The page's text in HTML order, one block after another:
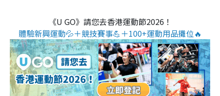
《U GO》請您去香港運動節2026！
體驗新興運動💦＋競技賽事💪＋100+運動用品攤位🔥